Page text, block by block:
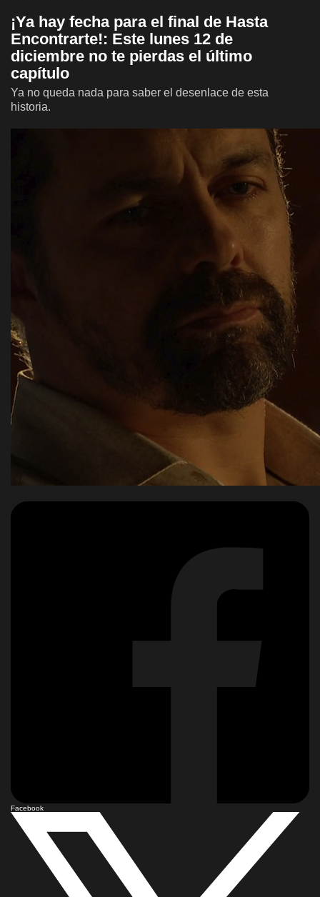
¡Ya hay fecha para el final de Hasta
Encontrarte!: Este lunes 12 de
diciembre no te pierdas el último
capítulo
Ya no queda nada para saber el desenlace de esta
historia.
Facebook